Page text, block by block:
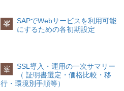
峯
SAPでWebサービスを利用可能
にするための各初期設定
峯
SSL導入・運用の一次サマリー
（ 証明書選定・価格比較・移
行・環境別手順等）